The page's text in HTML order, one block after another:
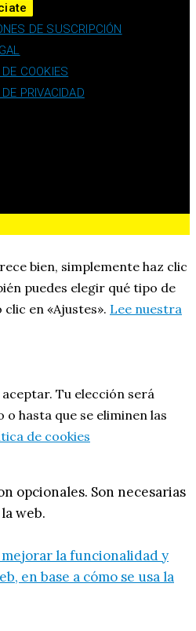
DE SUSCRIPCIÓN
COOKIES
PRIVACIDAD
bien, simplemente haz clic
puedes elegir qué tipo de
en «Ajustes». Lee nuestra
Tu elección será
hasta que se eliminen las
de cookies
opcionales. Son necesarias
web.
mejorar la funcionalidad y
en base a cómo se usa la